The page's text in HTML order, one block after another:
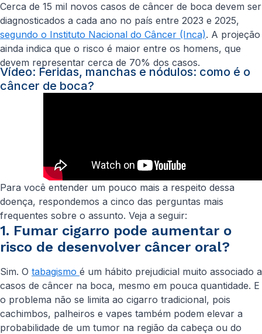
Cerca de 15 mil novos casos de câncer de boca devem ser
diagnosticados a cada ano no país entre 2023 e 2025,
segundo o Instituto Nacional do Câncer (Inca). A projeção
ainda indica que o risco é maior entre os homens, que
devem representar cerca de 70% dos casos.
Vídeo: Feridas, manchas e nódulos: como é o
câncer de boca?
Para você entender um pouco mais a respeito dessa
doença, respondemos a cinco das perguntas mais
frequentes sobre o assunto. Veja a seguir:
1. Fumar cigarro pode aumentar o
risco de desenvolver câncer oral?
Sim. O tabagismo é um hábito prejudicial muito associado a
casos de câncer na boca, mesmo em pouca quantidade. E
o problema não se limita ao cigarro tradicional, pois
cachimbos, palheiros e vapes também podem elevar a
probabilidade de um tumor na região da cabeça ou do